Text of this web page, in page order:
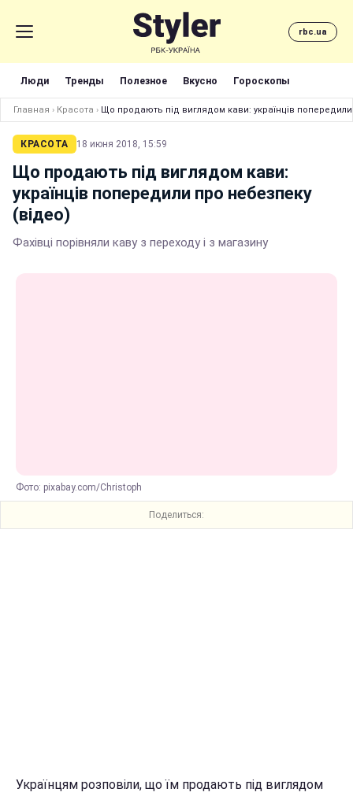
rbc.ua
Люди Тренды Полезное Вкусно Гороскопы
Главная › Красота › Що продають під виглядом кави: українців
КРАСОТА 18 июня 2018, 15:59
Що продають під виглядом кави:
українців попередили про небезпеку
(відео)
Фахівці порівняли каву з переходу і з магазину
Фото: pixabay.com/Christoph
Поделиться:
Українцям розповіли, що їм продають під виглядом